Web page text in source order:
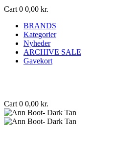
Cart 0 0,00 kr.
BRANDS
Kategorier
Nyheder
ARCHIVE SALE
Gavekort
Cart 0 0,00 kr.